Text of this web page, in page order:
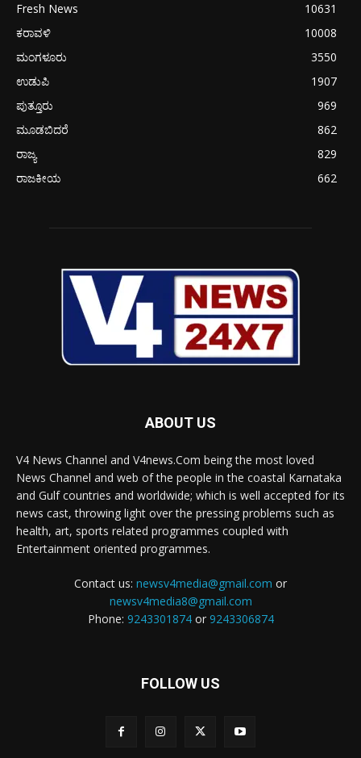
Fresh News
10631
ಕರಾವಳಿ
10008
ಮಂಗಳೂರು
3550
ಉಡುಪಿ
1907
ಪುತ್ತೂರು
969
ಮೂಡಬಿದರೆ
862
ರಾಜ್ಯ
829
ರಾಜಕೀಯ
662
ABOUT US
V4 News Channel and V4news.Com being the most loved
News Channel and web of the people in the coastal Karnataka
and Gulf countries and worldwide; which is well accepted for its
news cast, throwing light over the pressing problems such as
health, art, sports related programmes coupled with
Entertainment oriented programmes.
Contact us: newsv4media@gmail.com or
newsv4media8@gmail.com
Phone: 9243301874or 9243306874
FOLLOW US